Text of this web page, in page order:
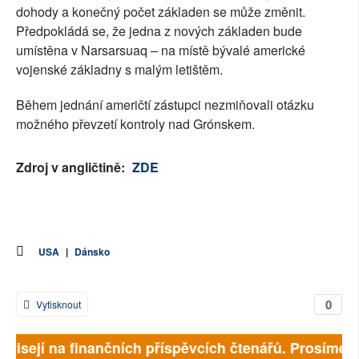
dohody a konečný počet základen se může změnit.
Předpokládá se, že jedna z nových základen bude
umístěna v Narsarsuaq – na místě bývalé americké
vojenské základny s malým letištěm.
Během jednání američtí zástupci nezmiňovali otázku
možného převzetí kontroly nad Grónskem.
Zdroj v angličtině: ZDE
USA | Dánsko
0
Vytisknout
na finančních příspěvcích čtenářů. Prosíme,